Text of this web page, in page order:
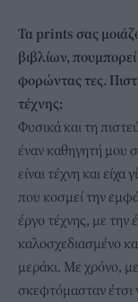
Τα prints σας
βιβλίων,
φορώντας τες.
τέχνης;
Φυσικά και τη
έναν καθηγητή μου
είναι τέχνη και
που κοσμεί την
έργο τέχνης, με την
καλοσχεδιασμένο
μεράκι. Με χρόνο,
σκεφτόμασταν